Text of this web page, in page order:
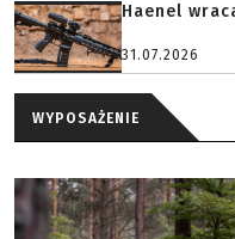
Haenel
31.07.2026
WYPOSAŻENIE